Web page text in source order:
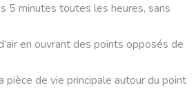
5 minutes toutes les heures, sans
en ouvrant des points opposés de
pièce de vie principale autour du point